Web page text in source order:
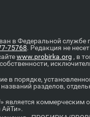
в Федеральной
75768. Редакция не
www.probirka.org , в
в порядке,
разделов,
коммерческим